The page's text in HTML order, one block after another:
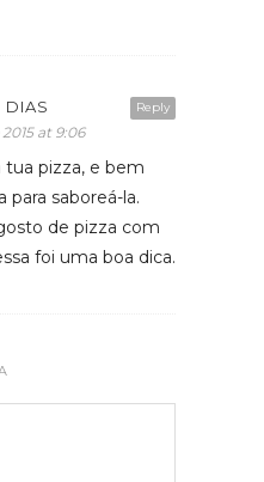
Reply
DIAS
at 9:06
tua pizza, e bem
para saboreá-la.
de pizza com
foi uma boa dica.